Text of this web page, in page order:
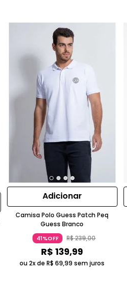
Adicionar
Camisa Polo Guess Patch Peq
Guess Branco
41%OFF R$239,00
R$ 139,99
ou 2x deR$ 69,99 sem juros